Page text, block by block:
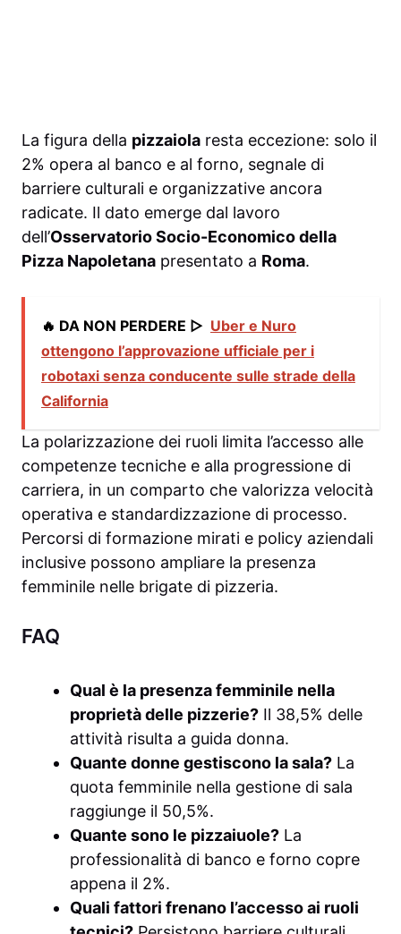
La figura della pizzaiola resta eccezione: solo il
2% opera al banco e al forno, segnale di
barriere culturali e organizzative ancora
radicate. Il dato emerge dal lavoro
dell’Osservatorio Socio-Economico della
Pizza Napoletana presentato a Roma.
🔥 DA NON PERDERE ▷ Uber e Nuro
ottengono l’approvazione ufficiale per i
robotaxi senza conducente sulle strade della
California
La polarizzazione dei ruoli limita l’accesso alle
competenze tecniche e alla progressione di
carriera, in un comparto che valorizza velocità
operativa e standardizzazione di processo.
Percorsi di formazione mirati e policy aziendali
inclusive possono ampliare la presenza
femminile nelle brigate di pizzeria.
FAQ
Qual è la presenza femminile nella
proprietà delle pizzerie? Il 38,5% delle
attività risulta a guida donna.
Quante donne gestiscono la sala? La
quota femminile nella gestione di sala
raggiunge il 50,5%.
Quante sono le pizzaiuole? La
professionalità di banco e forno copre
appena il 2%.
Quali fattori frenano l’accesso ai ruoli